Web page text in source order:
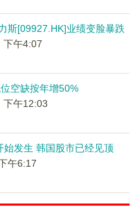
斯[09927.HK]业绩变脸暴跌
下午4:07
空缺按年增50%
下午12:03
始发生 韩国股市已经见顶
午6:17